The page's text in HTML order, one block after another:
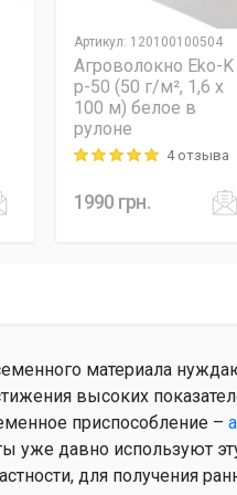
Артикул: 120100100504
Агроволокно Eko-K
p-50 (50 г/м², 1,6 x
100 м) белое в
рулоне
Rating: 5 out of 54 отзыва
1990 грн.
материала
высоких
приспособление –
уже давно используют
для получения